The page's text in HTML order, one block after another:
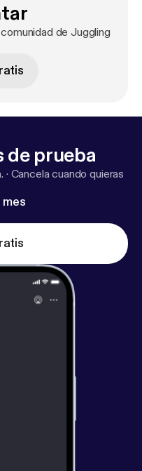
de Juggling
de prueba
· Cancela cuando quieras